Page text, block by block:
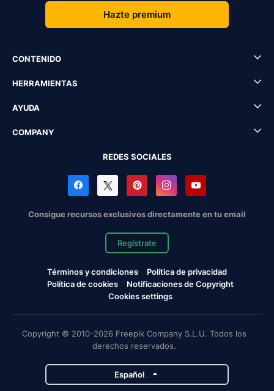
Hazte premium
CONTENIDO
HERRAMIENTAS
AYUDA
COMPANY
REDES SOCIALES
Consigue recursos exclusivos directamente en tu email
Regístrate
Términos y condiciones
Política de privacidad
Política de cookies
Notificaciones de Copyright
Cookies settings
Copyright © 2010-2026 Freepik Company S.L.U. Todos los
derechos reservados.
Español